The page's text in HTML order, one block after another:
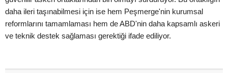
daha ileri taşınabilmesi için ise hem Peşmerge'nin kurumsal
reformlarını tamamlaması hem de ABD'nin daha kapsamlı askeri
ve teknik destek sağlaması gerektiği ifade ediliyor.